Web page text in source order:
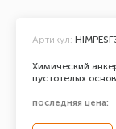
Химический
пустотелых
Артикул:
последняя цена: